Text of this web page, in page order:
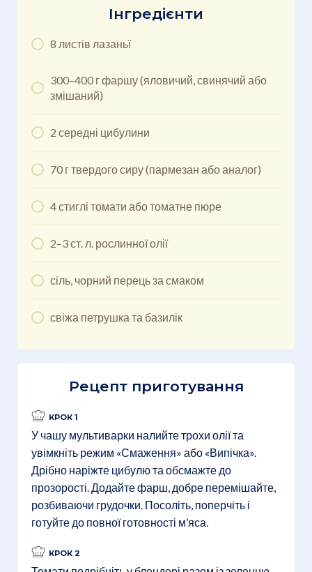
Інгредієнти
8 листів лазаньї
300–400 г фаршу (яловичий, свинячий або
змішаний)
2 середні цибулини
70 г твердого сиру (пармезан або аналог)
4 стиглі томати або томатне пюре
2–3 ст. л. рослинної олії
сіль, чорний перець за смаком
свіжа петрушка та базилік
Рецепт приготування
КРОК 1
У чашу мультиварки налийте трохи олії та
увімкніть режим «Смаження» або «Випічка».
Дрібно наріжте цибулю та обсмажте до
прозорості. Додайте фарш, добре перемішайте,
розбиваючи грудочки. Посоліть, поперчіть і
готуйте до повної готовності м’яса.
КРОК 2